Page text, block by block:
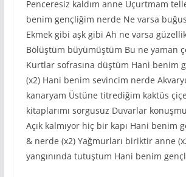
Penceresiz kaldım anne Uçurtmam
benim gençliğim nerde Ne varsa
Ekmek gibi aşk gibi Ah ne varsa
Bölüştüm büyümüştüm Bu ne yaman
Kurtlar sofrasına düştüm Hani benim
(x2) Hani benim sevincim nerde
kanaryam Üstüne titrediğim kaktüs
kitaplarımı sorgusuz Duvarlar
Açık kalmıyor hiç bir kapı Hani benim
& nerde (x2) Yağmurları biriktir anne
yangınında tutuştum Hani benim